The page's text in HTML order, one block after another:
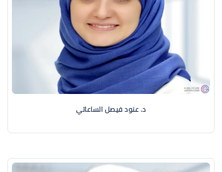
د. عنود فيصل الساعاتي